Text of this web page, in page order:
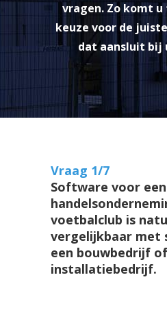
vragen. Zo komt
keuze voor de
dat aansluit bij
Vraag 1/7
Software voor een
voetbalclub is
vergelijkbaar met
een bouwbedrijf of
installatiebedrijf.